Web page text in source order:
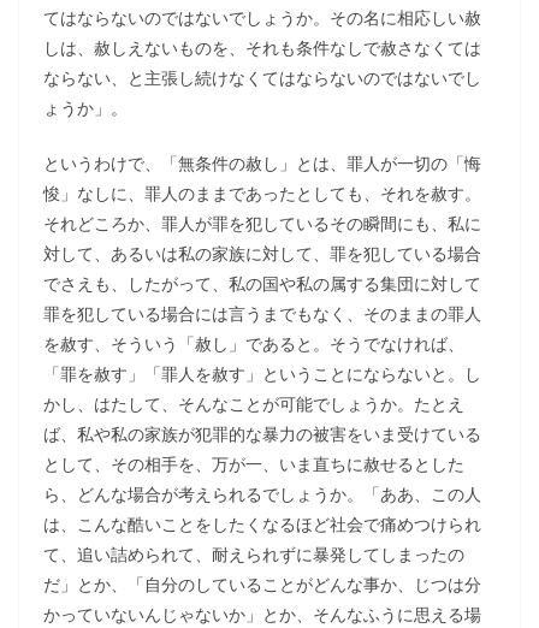
てはならないのではないでしょうか。その名に相応しい赦
しは、赦しえないものを、それも条件なしで赦さなくては
ならない、と主張し続けなくてはならないのではないでし
ょうか」。
というわけで、「無条件の赦し」とは、罪人が一切の「悔
悛」なしに、罪人のままであったとしても、それを赦す。
それどころか、罪人が罪を犯しているその瞬間にも、私に
対して、あるいは私の家族に対して、罪を犯している場合
でさえも、したがって、私の国や私の属する集団に対して
罪を犯している場合には言うまでもなく、そのままの罪人
を赦す、そういう「赦し」であると。そうでなければ、
「罪を赦す」「罪人を赦す」ということにならないと。し
かし、はたして、そんなことが可能でしょうか。たとえ
ば、私や私の家族が犯罪的な暴力の被害をいま受けている
として、その相手を、万が一、いま直ちに赦せるとした
ら、どんな場合が考えられるでしょうか。「ああ、この人
は、こんな酷いことをしたくなるほど社会で痛めつけられ
て、追い詰められて、耐えられずに暴発してしまったの
だ」とか、「自分のしていることがどんな事か、じつは分
かっていないんじゃないか」とか、そんなふうに思える場